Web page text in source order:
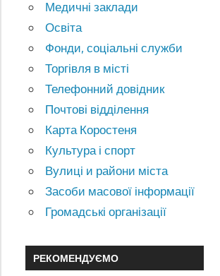
Медичні заклади
Освіта
Фонди, соціальні служби
Торгівля в місті
Телефонний довідник
Почтові відділення
Карта Коростеня
Культура і спорт
Вулиці и райони міста
Засоби масової інформації
Громадські організації
РЕКОМЕНДУЄМО